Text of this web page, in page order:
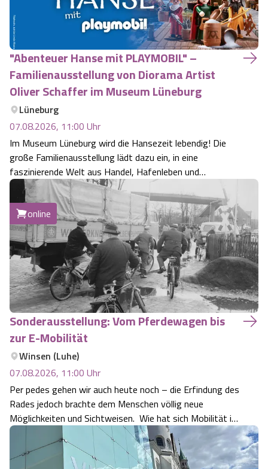
"Abenteuer Hanse mit PLAYMOBIL" –
Familienausstellung von Diorama Artist
Oliver Schaffer im Museum Lüneburg
Lüneburg
07.08.2026, 11:00 Uhr
Im Museum Lüneburg wird die Hansezeit lebendig! Die
große Familienausstellung lädt dazu ein, in eine
faszinierende Welt aus Handel, Hafenleben und
Geschichte einzutauchen. Für die Ausstellung wurden
rund 5.000 PLAYMOBIL-Figuren verwendet und in
eindrucksvollen Dioramen in Szene gesetzt. Erleben Si…
online
Sonderausstellung: Vom Pferdewagen bis
zur E-Mobilität
Winsen (Luhe)
07.08.2026, 11:00 Uhr
Per pedes gehen wir auch heute noch – die Erfindung des
Rades jedoch brachte dem Menschen völlig neue
Möglichkeiten und Sichtweisen. Wie hat sich Mobilität im
Laufe der Zeit verändert – und wie wird sie in Zukunft
aussehen? Die neue Sonderausstellung „Vom
Pferdewagen bis zur E-Mobilität“ im Museum…